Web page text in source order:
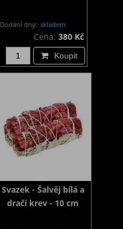
Dodání dny: skladem
Cena:380 Kč
Koupit
Svazek - Šalvěj bílá a
dračí krev - 10 cm